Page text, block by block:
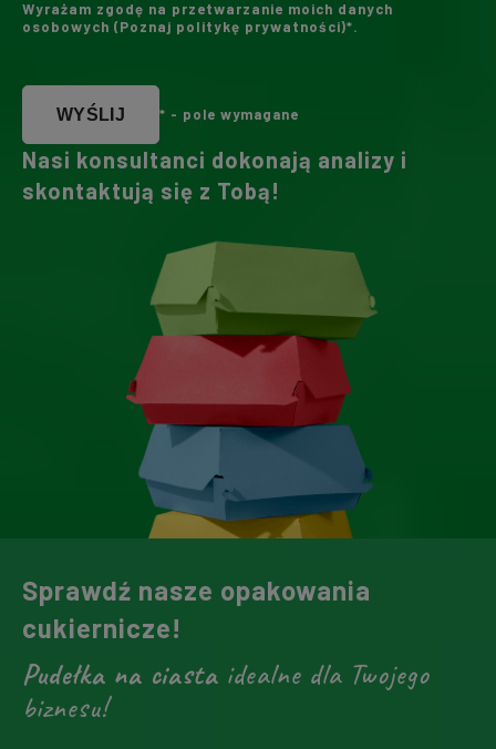
Wyrażam zgodę na przetwarzanie moich danych
osobowych (Poznaj politykę prywatności)*.
WYŚLIJ * - pole wymagane
Nasi konsultanci dokonają analizy i
skontaktują się z Tobą!
Sprawdź nasze opakowania
cukiernicze!
Pudełka na ciasta idealne dla Twojego
biznesu!